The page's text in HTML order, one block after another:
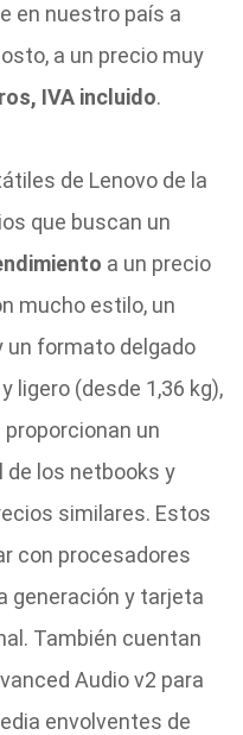
en nuestro país a
a un precio muy
IVA incluido.
de Lenovo de la
que buscan un
a un precio
mucho estilo, un
un formato delgado
ligero (desde 1,36 kg),
proporcionan un
de los netbooks y
similares. Estos
con procesadores
generación y tarjeta
También cuentan
Audio v2 para
envolventes de